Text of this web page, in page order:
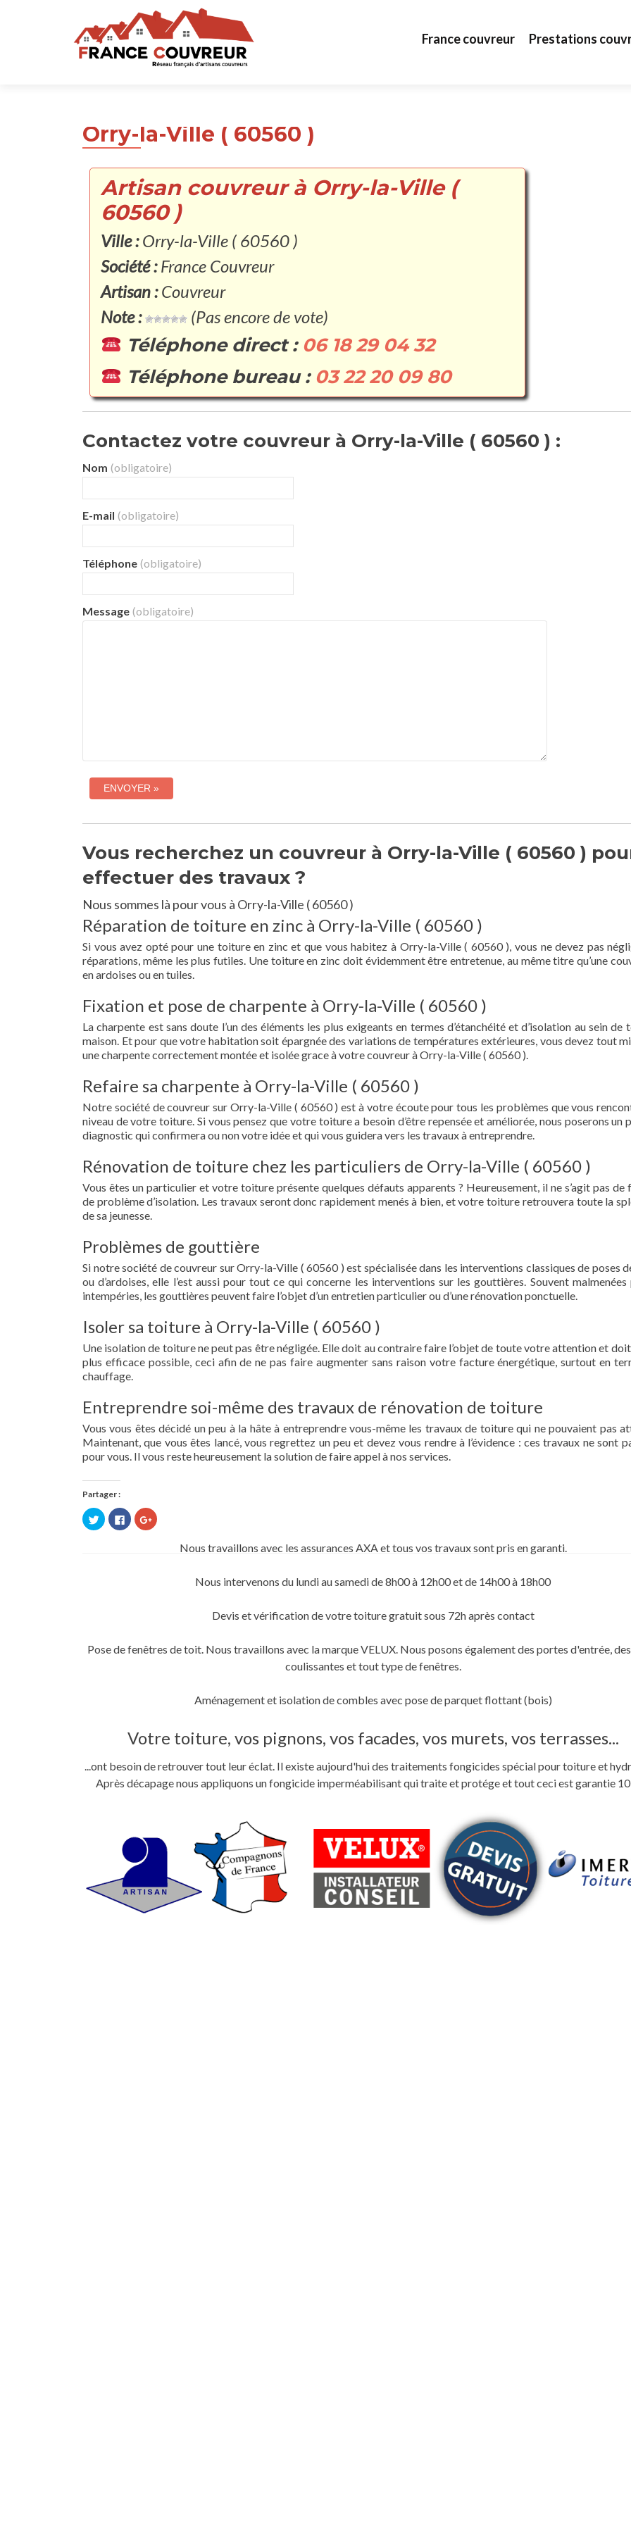
France couvreur Prestations
Orry-la-Ville ( 60560 )
Artisan couvreur à Orry-la-Ville (
60560 )
Ville :Orry-la-Ville ( 60560 )
Société :France Couvreur
Artisan :Couvreur
Note :
(Pas encore de vote)
Téléphone direct : 06 18 29 04 32
Téléphone bureau : 03 22 20 09 80
Contactez votre couvreur à Orry-la-Ville ( 60560 ) :
Nom (obligatoire)
E-mail (obligatoire)
Téléphone (obligatoire)
Message (obligatoire)
Vous recherchez un couvreur à Orry-la-Ville ( 60560 )
effectuer des travaux ?
Nous sommes là pour vous à Orry-la-Ville ( 60560 )
Réparation de toiture en zinc à Orry-la-Ville ( 60560 )
Si vous avez opté pour une toiture en zinc et que vous habitez à Orry-la-Ville ( 60560 ), vous ne devez pas
réparations, même les plus futiles. Une toiture en zinc doit évidemment être entretenue, au même titre qu’une
en ardoises ou en tuiles.
Fixation et pose de charpente à Orry-la-Ville ( 60560 )
La charpente est sans doute l’un des éléments les plus exigeants en termes d’étanchéité et d’isolation au sein de
maison. Et pour que votre habitation soit épargnée des variations de températures extérieures, vous devez tout
une charpente correctement montée et isolée grace à votre couvreur à Orry-la-Ville ( 60560 ).
Refaire sa charpente à Orry-la-Ville ( 60560 )
Notre société de couvreur sur Orry-la-Ville ( 60560 ) est à votre écoute pour tous les problèmes que vous
niveau de votre toiture. Si vous pensez que votre toiture a besoin d’être repensée et améliorée, nous poserons un
diagnostic qui confirmera ou non votre idée et qui vous guidera vers les travaux à entreprendre.
Rénovation de toiture chez les particuliers de Orry-la-Ville ( 60560 )
Vous êtes un particulier et votre toiture présente quelques défauts apparents ? Heureusement, il ne s’agit pas de
de problème d’isolation. Les travaux seront donc rapidement menés à bien, et votre toiture retrouvera toute la
de sa jeunesse.
Problèmes de gouttière
Si notre société de couvreur sur Orry-la-Ville ( 60560 ) est spécialisée dans les interventions classiques de poses
ou d’ardoises, elle l’est aussi pour tout ce qui concerne les interventions sur les gouttières. Souvent malmenées
intempéries, les gouttières peuvent faire l’objet d’un entretien particulier ou d’une rénovation ponctuelle.
Isoler sa toiture à Orry-la-Ville ( 60560 )
Une isolation de toiture ne peut pas être négligée. Elle doit au contraire faire l’objet de toute votre attention et
plus efficace possible, ceci afin de ne pas faire augmenter sans raison votre facture énergétique, surtout en
chauffage.
Entreprendre soi-même des travaux de rénovation de toiture
Vous vous êtes décidé un peu à la hâte à entreprendre vous-même les travaux de toiture qui ne pouvaient pas
Maintenant, que vous êtes lancé, vous regrettez un peu et devez vous rendre à l’évidence : ces travaux ne sont
pour vous. Il vous reste heureusement la solution de faire appel à nos services.
Partager :
Cliquez
pour
partager
Cliquez
pour
partager
Facebook(ouvre
Cliquez
pour
Google+Nous travaillons avec les assurances AXA et tous vos travaux sont pris en garanti.
Nous intervenons du lundi au samedi de 8h00 à 12h00 et de 14h00 à 18h00
Devis et vérification de votre toiture gratuit sous 72h après contact
Pose de fenêtres de toit. Nous travaillons avec la marque VELUX. Nous posons également des portes d'entrée,
coulissantes et tout type de fenêtres.
Aménagement et isolation de combles avec pose de parquet flottant (bois)
Votre toiture, vos pignons, vos facades, vos murets, vos terrasses...
...ont besoin de retrouver tout leur éclat. Il existe aujourd'hui des traitements fongicides spécial pour toiture et
Après décapage nous appliquons un fongicide imperméabilisant qui traite et protége et tout ceci est garantie 10